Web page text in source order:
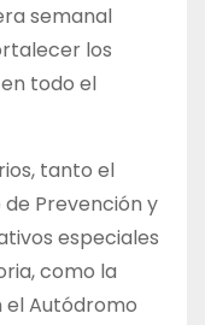
semanal
los
todo el
tanto el
Prevención y
especiales
como la
el Autódromo